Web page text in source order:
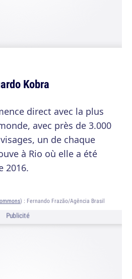
Kobra
direct avec la plus
avec près de 3.000
un de chaque
à Rio où elle a été
2016.
) : Fernando Frazão/Agência Brasil
Publicité